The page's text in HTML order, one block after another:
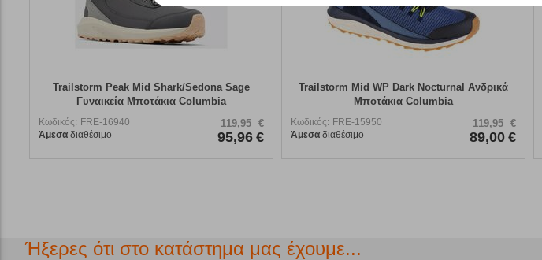
Trailstorm Peak Mid Shark/Sedona Sage
Γυναικεία Μποτάκια Columbia
Κωδικός: FRE-16940
Άμεσα διαθέσιμο
119,95 €
95,96 €
Trailstorm Mid WP Dark Nocturnal Ανδρικά
Μποτάκια Columbia
Κωδικός: FRE-15950
Άμεσα διαθέσιμο
119,95 €
89,00 €
Ήξερες ότι στο κατάστημα μας έχουμε...